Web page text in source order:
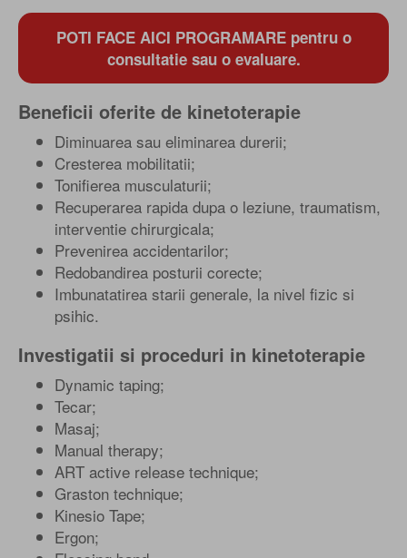
POTI FACE AICI PROGRAMARE pentru o
consultatie sau o evaluare.
Beneficii oferite de kinetoterapie
Diminuarea sau eliminarea durerii;
Cresterea mobilitatii;
Tonifierea musculaturii;
Recuperarea rapida dupa o leziune, traumatism,
interventie chirurgicala;
Prevenirea accidentarilor;
Redobandirea posturii corecte;
Imbunatatirea starii generale, la nivel fizic si
psihic.
Investigatii si proceduri in kinetoterapie
Dynamic taping;
Tecar;
Masaj;
Manual therapy;
ART active release technique;
Graston technique;
Kinesio Tape;
Ergon;